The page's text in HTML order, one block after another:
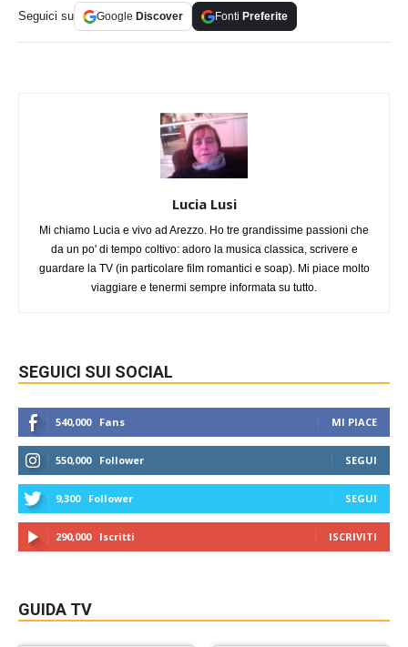
Seguici su Google Discover Fonti Preferite
Lucia Lusi
Mi chiamo Lucia e vivo ad Arezzo. Ho tre grandissime passioni che
da un po' di tempo coltivo: adoro la musica classica, scrivere e
guardare la TV (in particolare film romantici e soap). Mi piace molto
viaggiare e tenermi sempre informata su tutto.
SEGUICI SUI SOCIAL
540,000 Fans MI PIACE
550,000 Follower SEGUI
9,300 Follower SEGUI
290,000 Iscritti ISCRIVITI
GUIDA TV